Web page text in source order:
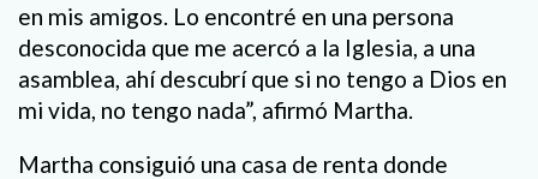
en mis amigos. Lo encontré en una persona
desconocida que me acercó a la Iglesia, a una
asamblea, ahí descubrí que si no tengo a Dios en
mi vida, no tengo nada”, afirmó Martha.
Martha consiguió una casa de renta donde